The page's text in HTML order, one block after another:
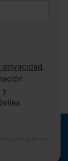
privacidad.
y